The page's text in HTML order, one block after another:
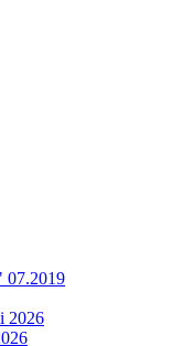
07.2019
2026